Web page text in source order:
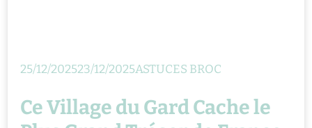
25/12/202523/12/2025ASTUCES BROC
Ce Village du Gard Cache le